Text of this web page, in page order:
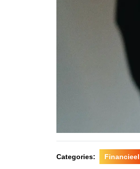
Categories: Financieel